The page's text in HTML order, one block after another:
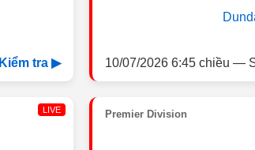
Kiểm tra ▶ 10/07/2026 6:45 chiều —
LIVE Premier Division